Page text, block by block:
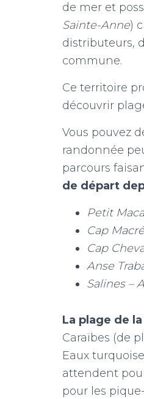
de mer et
Sainte-Anne)
distributeurs,
commune.
Ce territoire
découvrir
Vous pouvez
randonnée
parcours
de départ
Petit
Cap
Cap
Anse
Salines –
La plage de
Caraïbes (de
Eaux
attendent
pour les